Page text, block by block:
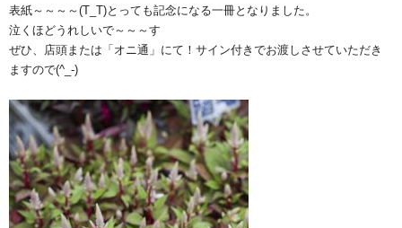
表紙～～～～(T_T)とっても記念になる一冊となりました。
泣くほどうれしいで～～～す
ぜひ、店頭または「オニ通」にて！サイン付きでお渡しさせていただき
ますので(^_-)